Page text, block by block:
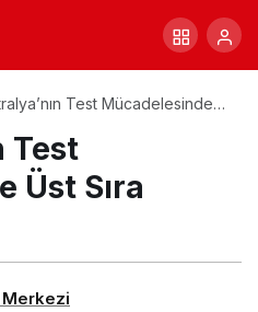
Test Mücadelesinde
Test
Üst Sıra
Yakalama Kararı Kriz